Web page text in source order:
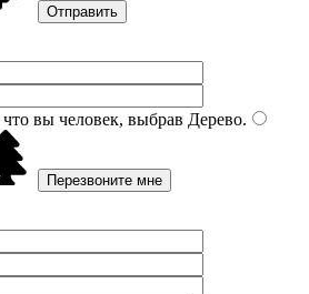
вы человек, выбрав Дерево.